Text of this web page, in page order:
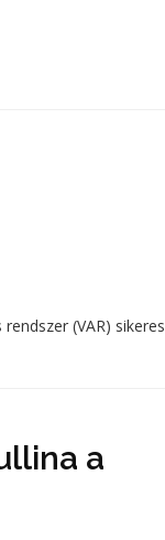
(VAR) sikeres
a